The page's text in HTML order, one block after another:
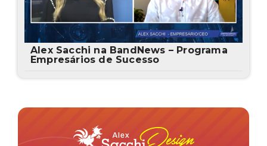
Alex Sacchi na BandNews – Programa
Empresários de Sucesso